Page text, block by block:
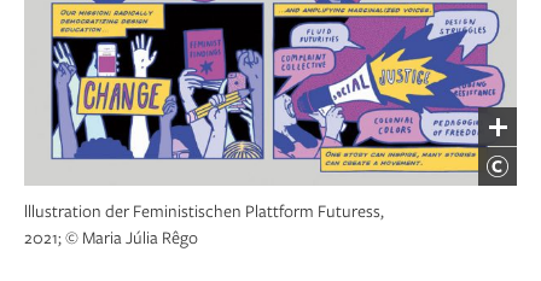
lllustration der Feministischen Plattform Futuress,
2021; © Maria Júlia Rêgo